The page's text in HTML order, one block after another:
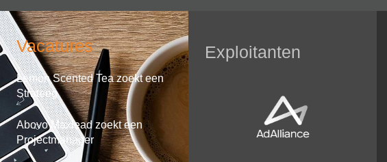
Vacatures
Lemon Scented Tea zoekt een
Strateeg
Abovo Maxlead zoekt een
Projectmanager
Exploitanten